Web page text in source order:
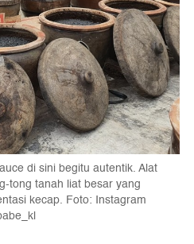
di sini begitu autentik. Alat
tong tanah liat besar yang
kecap. Foto: Instagram